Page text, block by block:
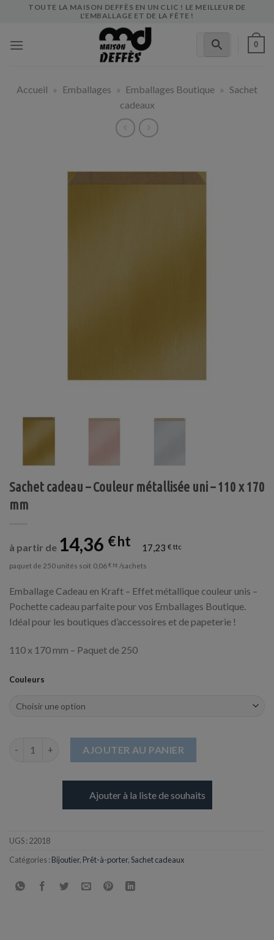
TOUTE LA MAISON DEFFÈS EN UN CLIC ! LE MEILLEUR DE
L'EMBALLAGE ET DE LA FÊTE !
0
Accueil » Emballages » Emballages Boutique » Sachet
cadeaux
Sachet cadeau – Couleur métallisée uni – 110 x 170
mm
à partir de 14,36 € 17,23 €
paquet de 250 unités soit 0,06€ /sachets
Emballage Cadeau en Kraft – Effet métallique couleur unis –
Pochette cadeau parfaite pour vos Emballages Boutique.
Idéal pour les boutiques d’accessoires et de papeterie !
110 x 170 mm – Paquet de 250
Couleurs
AJOUTER AU PANIER
Ajouter à la liste de souhaits
UGS : 22018
Catégories : Bijoutier, Prêt-à-porter,Sachet cadeaux